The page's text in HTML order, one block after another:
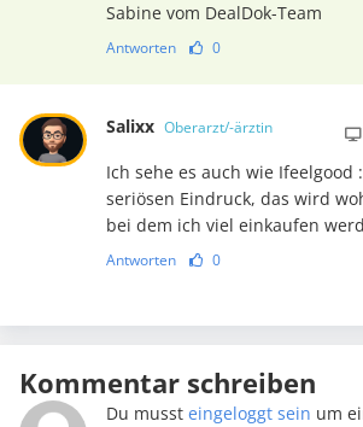
Sabine vom DealDok-Team
Antworten 0
Salixx Oberarzt/-ärztin
Ich sehe es auch wie Ifeelgood
seriösen Eindruck, das wird
bei dem ich viel einkaufen
Antworten 0
Kommentar schreiben
Du musst eingeloggt sein um